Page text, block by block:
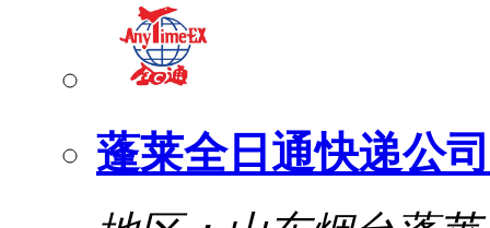
蓬莱全日通快递公司